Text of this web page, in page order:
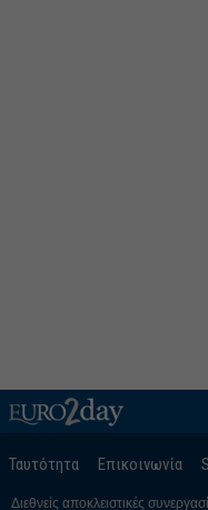
Ταυτότητα Επικοινωνία
Διεθνείς αποκλειστικές